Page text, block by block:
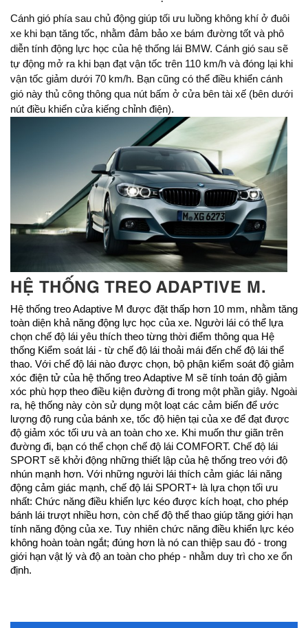
Cánh gió phía sau chủ động giúp tối ưu luồng không khí ở đuôi
xe khi bạn tăng tốc, nhằm đảm bảo xe bám đường tốt và phô
diễn tính động lực học của hệ thống lái BMW. Cánh gió sau sẽ
tự động mở ra khi bạn đạt vận tốc trên 110 km/h và đóng lại khi
vận tốc giảm dưới 70 km/h. Bạn cũng có thể điều khiển cánh
gió này thủ công thông qua nút bấm ở cửa bên tài xế (bên dưới
nút điều khiển cửa kiếng chỉnh điện).
HỆ THỐNG TREO ADAPTIVE M.
Hệ thống treo Adaptive M được đặt thấp hơn 10 mm, nhằm tăng
toàn diện khả năng động lực học của xe. Người lái có thể lựa
chọn chế độ lái yêu thích theo từng thời điểm thông qua Hệ
thống Kiểm soát lái - từ chế độ lái thoải mái đến chế độ lái thể
thao. Với chế độ lái nào được chọn, bộ phận kiểm soát độ giảm
xóc điện tử của hệ thống treo Adaptive M sẽ tính toán độ giảm
xóc phù hợp theo điều kiện đường đi trong một phần giây. Ngoài
ra, hệ thống này còn sử dụng một loạt các cảm biến để ước
lượng độ rung của bánh xe, tốc độ hiện tại của xe để đạt được
độ giảm xóc tối ưu và an toàn cho xe. Khi muốn thư giãn trên
đường đi, bạn có thể chọn chế độ lái COMFORT. Chế độ lái
SPORT sẽ khởi động những thiết lập của hệ thống treo với độ
nhún mạnh hơn. Với những người lái thích cảm giác lái năng
động cảm giác mạnh, chế độ lái SPORT+ là lựa chọn tối ưu
nhất: Chức năng điều khiển lực kéo được kích hoạt, cho phép
bánh lái trượt nhiều hơn, còn chế độ thể thao giúp tăng giới hạn
tính năng động của xe. Tuy nhiên chức năng điều khiển lực kéo
không hoàn toàn ngắt; đúng hơn là nó can thiệp sau đó - trong
giới hạn vật lý và độ an toàn cho phép - nhằm duy trì cho xe ổn
định.